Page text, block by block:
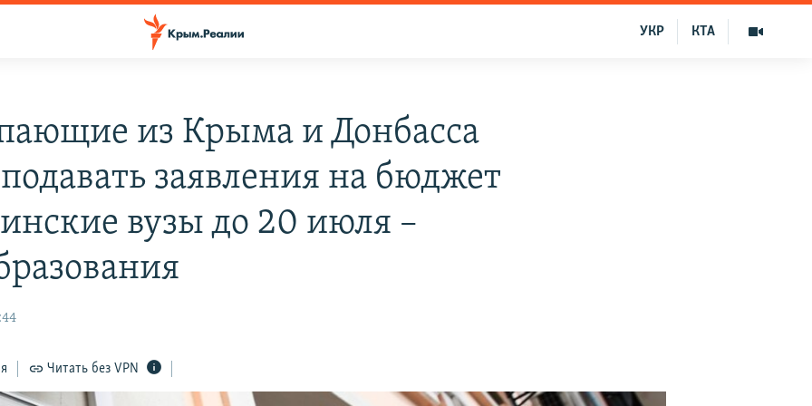
КТА
УКР
из Крыма и Донбасса
заявления на бюджет
вузы до 20 июля –
Читать без VPN